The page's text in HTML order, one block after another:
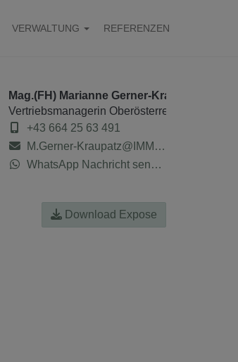
VERWALTUNG REFERENZEN
Mag.(FH) Marianne Gerner-Kraupatz
Vertriebsmanagerin Oberösterreich
+43 664 25 63 491
M.Gerner-Kraupatz@IMMOcontract.at
WhatsApp Nachricht senden
Download Expose